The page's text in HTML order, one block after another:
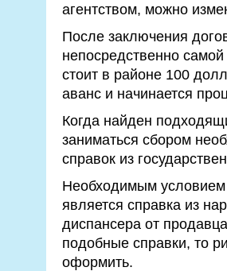
агентством, можно
После заключения
непосредственно
стоит в районе 100
аванс и начинается
Когда найден
заниматься сбором
справок из
Необходимым условием
является справка из
диспансера от
подобные справки, то
оформить.